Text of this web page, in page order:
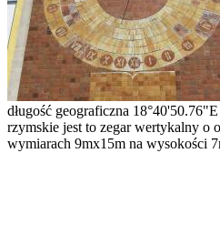
długość geograficzna
rzymskie jest to zegar wertykalny o
wymiarach 9mx15m na wysokości